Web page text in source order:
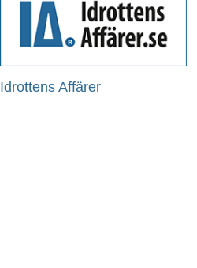
Idrottens Affärer